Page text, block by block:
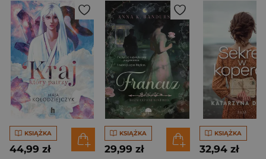
KSIĄŻKA
44,99 zł
KSIĄŻKA
29,99 zł
KSIĄŻKA
32,94 zł